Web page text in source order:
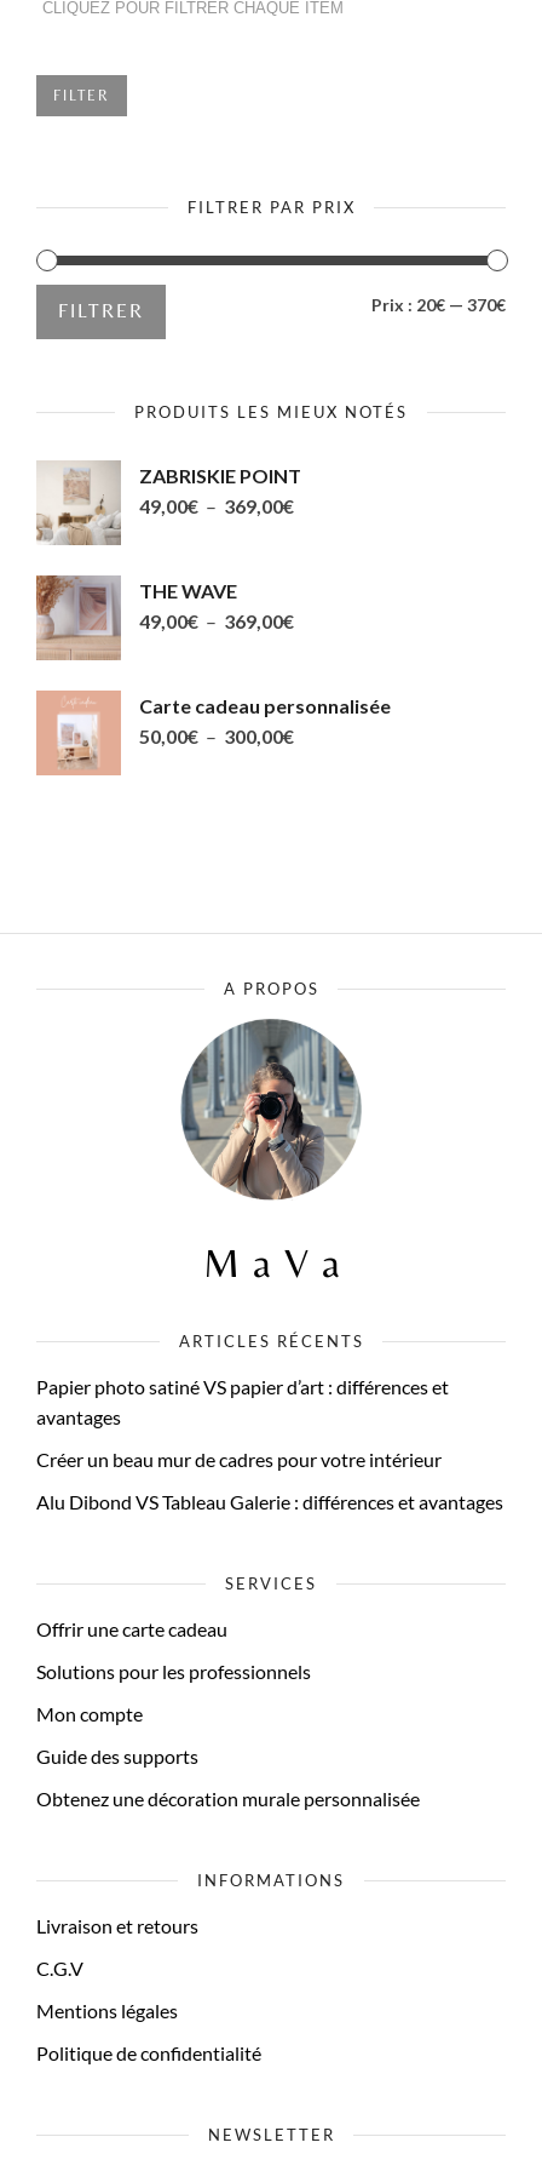
page
produit
la
FILTER
FILTRER PAR PRIX
PRIX
MIN
PRIX
MAX
FILTRER Prix : 20€ — 370€
PRODUITS LES MIEUX NOTÉS
ZABRISKIE POINT
49,00€ – 369,00€Plage
à
THE WAVE
49,00€ – 369,00€Plage
49,00€
à
Carte cadeau personnalisée
50,00€ – 300,00€Plage
A PROPOS
ARTICLES RÉCENTS
Papier photo satiné VS papier d’art : différences et
avantages
Créer un beau mur de cadres pour votre intérieur
Alu Dibond VS Tableau Galerie : différences et avantages
SERVICES
Offrir une carte cadeau
Solutions pour les professionnels
Mon compte
Guide des supports
Obtenez une décoration murale personnalisée
INFORMATIONS
Livraison et retours
C.G.V
Mentions légales
Politique de confidentialité
NEWSLETTER